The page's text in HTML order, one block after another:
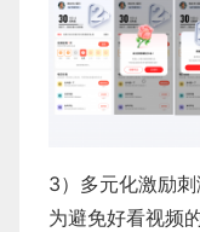
3）多元化激励
为避免好看视频